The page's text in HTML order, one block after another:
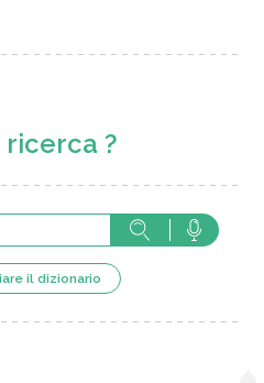
ricerca ?
il dizionario